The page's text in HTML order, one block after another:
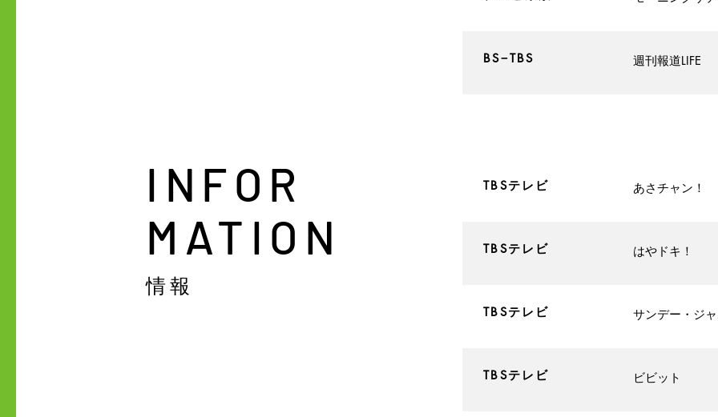
​BS−TBS ​週刊報道LIFE
​INFOR
MATION
​情報
​TBSテレビ ​あさチャン！
​TBSテレビ ​はやドキ！
​TBSテレビ サンデー・ジ
​TBSテレビ ​ビビット